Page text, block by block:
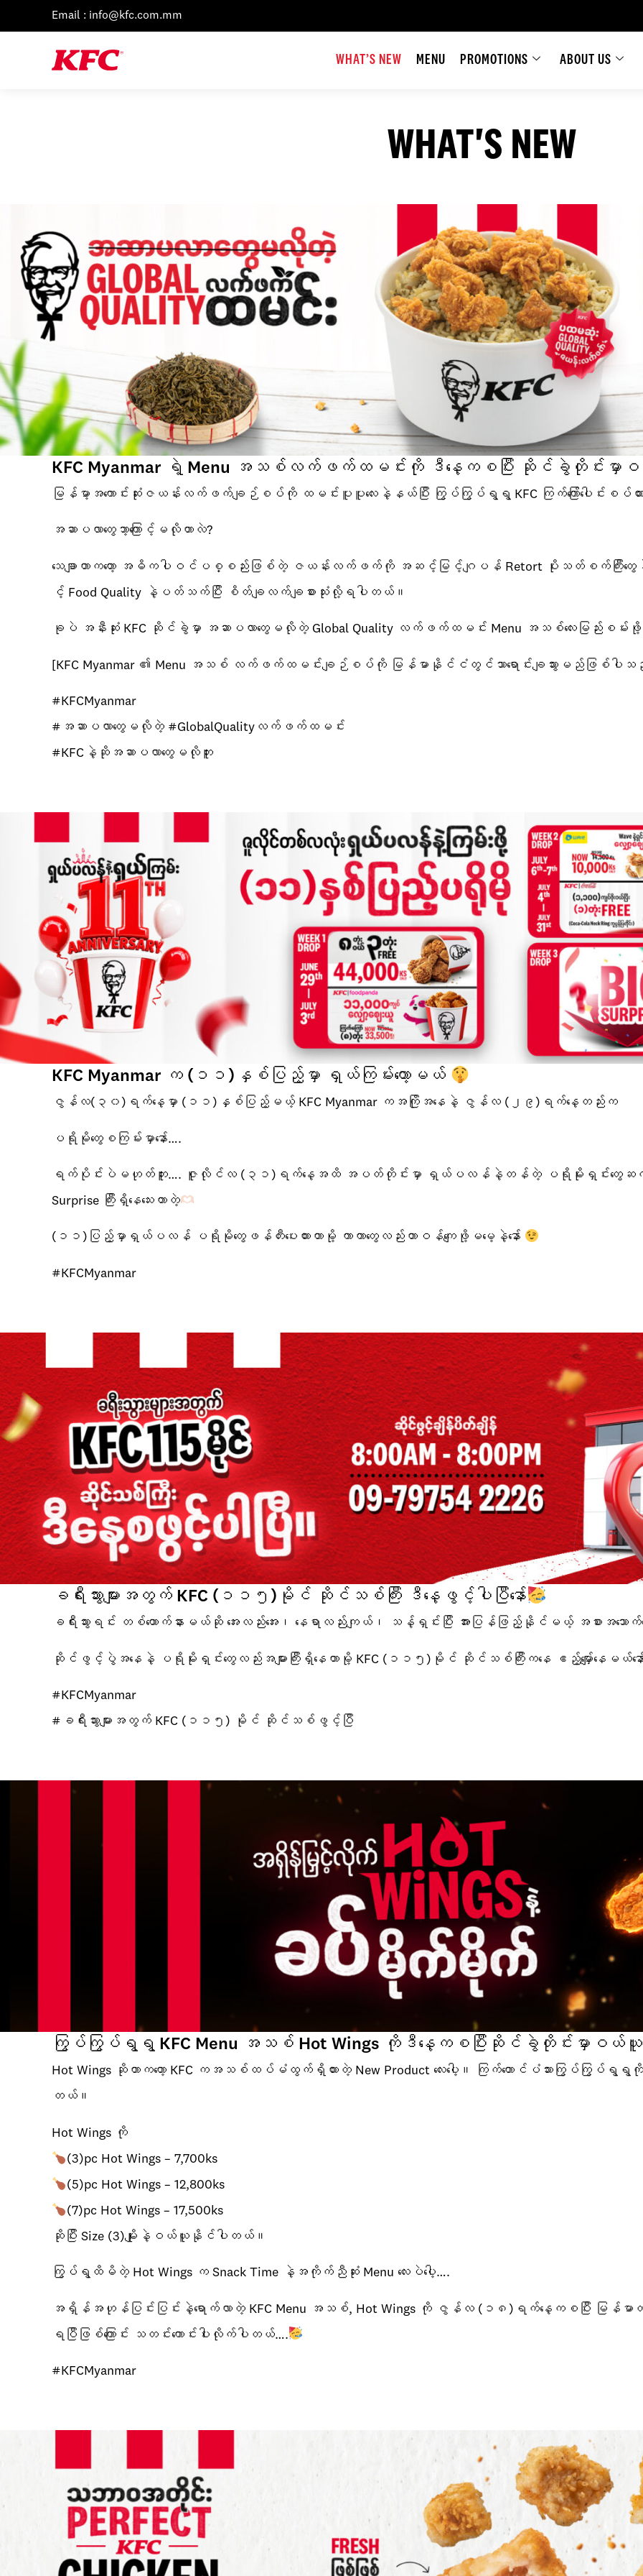
Email : info@kfc.com.mm
WHAT’S NEW MENU PROMOTIONS ABOUT US
WHAT'S NEW
KFC Myanmar ရဲ့ Menu အသစ်လက်ဖက်ထမင်းကို ဒီနေ့ကစပြီး ဆိုင်ခွဲတိုင်းမှာဝယ်
မြန်မာ့အကောင်းဆုံးဇယန်းလက်ဖက်ချဉ်စပ်ကို ထမင်းပူပူလေးနဲ့နယ်ပြီး ကြွပ်ကြွပ်ရွရွ KFC ကြက်ကြော်ပေါင်းစပ်
အဆာပလာတွေဘာ့ကြောင့်မလိုတာလဲ?
သေချာတာကတော့ အဓိကပါဝင်ပစ္စည်းဖြစ်တဲ့ ဇယန်းလက်ဖက်ကို အဆင့်မြင့်ဂျပန် Retort ပိုးသတ်စက်ကြီးတွေနဲ့ သ
င့် Food Quality နဲ့ပတ်သက်ပြီး စိတ်ချလက်ချစားသုံးလို့ရပါတယ်။
ခုပဲ အနီးဆုံး KFC ဆိုင်ခွဲမှာ အဆာပလာတွေမလိုတဲ့ Global Quality လက်ဖက်ထမင်း Menu အသစ်လေးမြည်းစမ်းဖို့
[KFC Myanmar ၏ Menu အသစ် လက်ဖက်ထမင်းချဉ်စပ်ကို မြန်မာနိုင်ငံတွင်သာရောင်းချသွားမည်ဖြစ်ပါ
#KFCMyanmar
#အဆာပလာတွေမလိုတဲ့ #GlobalQualityလက်ဖက်ထမင်း
#KFCနဲ့ဆိုအဆာပလာတွေမလိုဘူး
KFC Myanmar က (၁၁)နှစ်ပြည့်မှာ ရှယ်ကြမ်းတော့မယ်
ဇွန်လ(၃၀)ရက်နေ့မှာ (၁၁)နှစ်ပြည့်မယ့် KFC Myanmar ကအကြိုအနေနဲ့ ဇွန်လ (၂၉)ရက်နေ့တည်းက
ပရိုမိုတွေစကြမ်းမှာနော်….
ရက်ပိုင်းပဲမဟုတ်ဘူး…. ဇူလိုင်လ (၃၁)ရက်နေ့အထိ အပတ်တိုင်းမှာ ရှယ်ပလန်နဲ့တန်တဲ့ ပရိုမိုးရှင်းတွေ
Surprise ကြီးရှိနေသေးတာတဲ့
(၁၁)ပြည့်မှာရှယ်ပလန် ပရိုမိုတွေဖန်တီးပေးထားတာမို့ ကာကာတွေလည်းတာဝန်ကျေဖို့မမေ့နဲ့နော်
#KFCMyanmar
ခရီးသွားများအတွက် KFC (၁၁၅)မိုင် ဆိုင်သစ်ကြီး ဒီနေ့ဖွင့်ပါပြီနော်
ခရီးသွားရင်း တစ်ထောက်နားမယ်ဆို အေးလည်းအေး၊ နေရာလည်းကျယ်၊ သန့်ရှင်းပြီး အားပြန်ဖြည့်နိုင်မယ့် အစားအသောက်တွေရှိ
ဆိုင်ဖွင့်ပွဲအနေနဲ့ ပရိုမိုးရှင်းတွေလည်းအများကြီးရှိနေတာမို့ KFC (၁၁၅)မိုင် ဆိုင်သစ်ကြီးကနေ ဧည့်မျှော်နေမယ်နေ
#KFCMyanmar
#ခရီးသွားများအတွက် KFC (၁၁၅) မိုင် ဆိုင်သစ်ဖွင့်ပြီ
ကြွပ်ကြွပ်ရွရွ KFC Menu အသစ် Hot Wings ကိုဒီနေ့ကစပြီးဆိုင်ခွဲတိုင်းမှာဝယ်ယူအာ
Hot Wings ဆိုတာကတော့ KFC ကအသစ်ထပ်မံထွက်ရှိထားတဲ့ New Product လေးပေ့ါ။ ကြက်တောင်ပံသားကြွပ်ကြွပ်ရွရွ
တယ်။
Hot Wings ကို
(3)pc Hot Wings – 7,700ks
(5)pc Hot Wings – 12,800ks
(7)pc Hot Wings – 17,500ks
ဆိုပြီး Size (3)မျိုးနဲ့ဝယ်ယူနိုင်ပါတယ်။
ကြွပ်ရွထိမိတဲ့ Hot Wings က Snack Time နဲ့အကိုက်ညီဆုံး Menu လေးပဲပေါ့….
အရှိန်အဟုန်ပြင်းပြင်းနဲ့ရောက်လာတဲ့ KFC Menu အသစ်, Hot Wings ကို ဇွန်လ (၁၈)ရက်နေ့ကစပြီး မြန်မ
ရပြီဖြစ်ကြောင်း သတင်းကောင်းပါးလိုက်ပါတယ်….
#KFCMyanmar